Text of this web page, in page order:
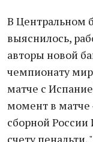
В Центральном
выяснилось,
авторы новой
чемпионату
матче с
момент в матче
сборной России
счету